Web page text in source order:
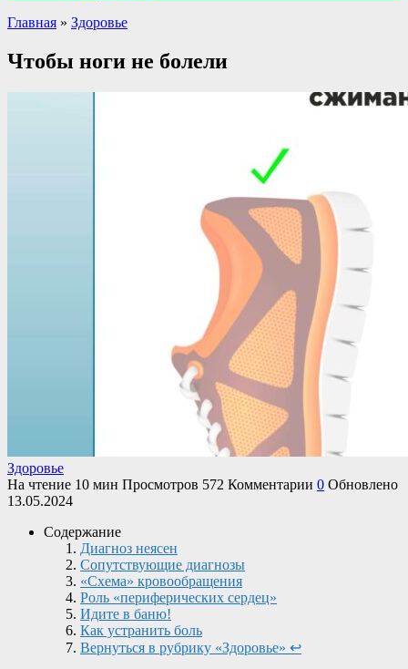
Главная » Здоровье
Чтобы ноги не болели
Здоровье
На чтение 10 мин Просмотров 572 Комментарии 0 Обновлено
13.05.2024
Содержание
Диагноз неясен
Сопутствующие диагнозы
«Схема» кровообращения
Роль «периферических сердец»
Идите в баню!
Как устранить боль
Вернуться в рубрику «Здоровье» ↩